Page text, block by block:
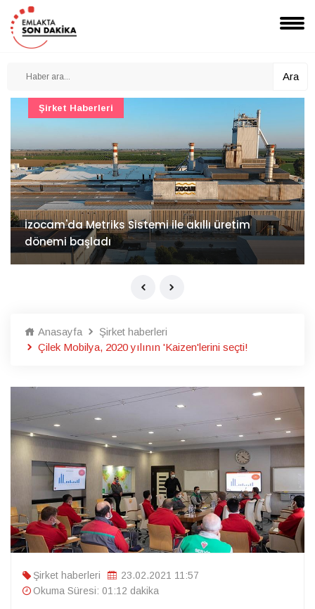
Ara
İzocam'da Metriks Sistemi ile akıllı üretim
dönemi başladı
Şirket Haberleri
Anasayfa
Şirket haberleri
Çilek Mobilya, 2020 yılının 'Kaizen'lerini seçti!
Şirket haberleri
23.02.2021 11:57
Okuma Süresi: 01:12 dakika